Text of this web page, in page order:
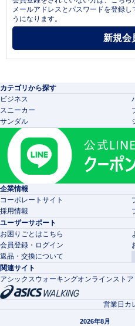
メールアドレスとパスワードを登録
うになります。
カテゴリから探す
ビジネス
スニーカー
サンダル
企業情報
コーポレートサイト
採用情報
ユーザーサポート
お困りごとはこちら
会員登録・ログイン
返品・交換について
関連サイト
アシックスウォーキングオンラインストア
営業日カ
2026年8月